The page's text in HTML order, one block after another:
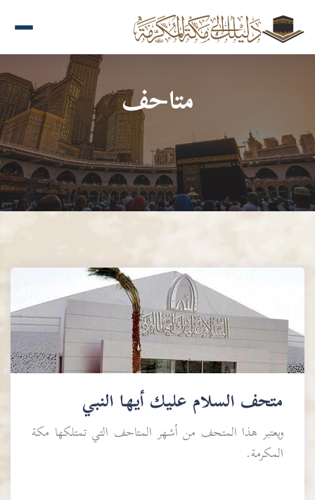
متاحف
متحف السلام عليك أيها النبي
ويعتبر هذا المتحف من أشهر المتاحف التي تمتلكها مكة
المكرمة.